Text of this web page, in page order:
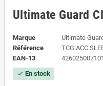
Ultimate Guard
Marque
Ultimate
Référence
EAN-13
check En stock